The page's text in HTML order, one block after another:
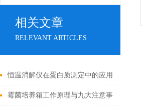
相关文章
RELEVANT ARTICLES
恒温消解仪在蛋白质测定中的应用
霉菌培养箱工作原理与九大注意事